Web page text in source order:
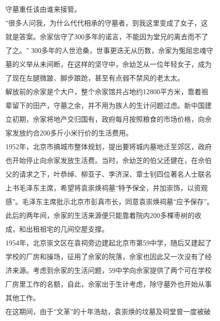
守墓重任该由谁来接管。
“很多人问我，为什么代代相承的守墓者，到我这里变成了女子，这
就是答案。佘家信守了300多年的诺言，不能因为堂兄的离去而不了
了之。” 300多年的人世沧桑，世事更迭无从历数，佘家为冤屈忠魂守
墓的义举从未间断，在这样的坚守中，佘幼芝从一位年轻女子，成为
了现在左腿微跛、脚步踉跄，甚至有点弱不禁风的老太太。
解放前的佘家是个大户，整个佘家馆共占地约12800平方米，靠着祖
辈留下的田产，守墓之余，并不用为族人的生计问题过虑。新中国建
立初期，佘家将地产交归国有，政府每月按照粮食的市场价格，向佘
家发放约合200多斤小米行价的生活费用。
1952年，北京市搞城市整体规划，提出要将城内墓地迁至郊区，政府
也开始停止向佘家发放生活费。当时，佘幼芝的伯父还健在，在佘伯
父的请求之下，叶恭绰、柳亚子、李济深、章士钊四位著名人士联名
上书毛泽东主席，希望将袁崇焕祠墓“特予保全，并加崇饰，以资观
感”。毛泽东主席批示北京市彭真市长，同意袁崇焕祠墓“应予保存”。
此后的两年间，佘家的生活来源便只能靠着院内200多棵枣树的收
成，和出租祖宅的几间空屋支撑。
1954年，北京崇文区在袁祠旁边建起北京市第59中学，随后又建起了
学校的厂房和操场，征用了佘家的院落，佘家也因此又一次没有了经
济来源。考虑到佘家的生活问题，59中学向佘家提供了两个可在学校
厂房里工作的名额，自此，佘家出于生计考虑，除守墓外也开始从事
其他工作。
在这期间，由于“文革”的十年浩劫，袁崇焕的坟墓及祠堂曾一度被破